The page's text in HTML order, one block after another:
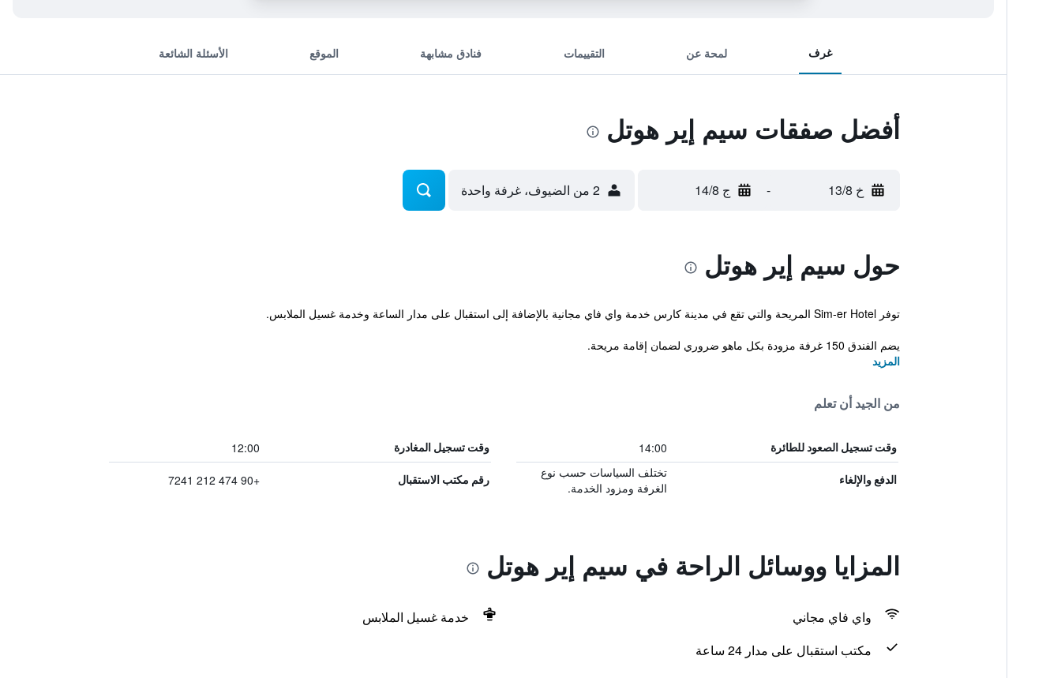
غرف لمحة عن التقييمات فنادق مشابهة الموقع الأسئلة الشائعة
أفضل صفقات سيم إير هوتل
خ 13/8 - ج 14/8 2 من الضيوف، غرفة واحدة
حول سيم إير هوتل
توفر Sim-er Hotel المريحة والتي تقع في مدينة كارس خدمة واي فاي مجانية بالإضافة إلى استقبال على مدار الساعة وخدمة غسيل الملابس.
يضم الفندق 150 غرفة مزودة بكل ماهو ضروري لضمان إقامة مريحة.
المزيد
من الجيد أن تعلم
وقت تسجيل الصعود للطائرة 14:00 وقت تسجيل المغادرة 12:00
الدفع والإلغاء
تختلف السياسات حسب نوع
الغرفة ومزود الخدمة.
رقم مكتب الاستقبال +90 474 212 7241
المزايا ووسائل الراحة في سيم إير هوتل
واي فاي مجاني
خدمة غسيل الملابس
مكتب استقبال على مدار 24 ساعة